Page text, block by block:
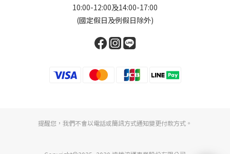
10:00-12:00及14:00-17:00
(國定假日及例假日除外)
提醒您，我們不會以電話或簡訊方式通知變更付款方式。